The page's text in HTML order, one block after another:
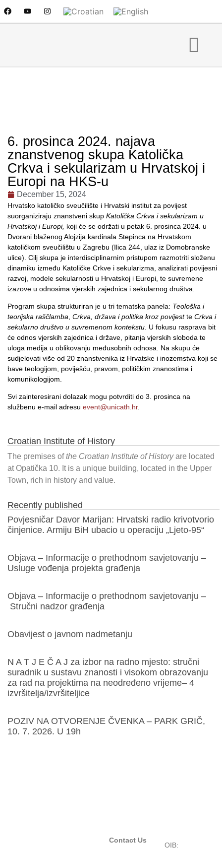
6. prosinca 2024. najava
znanstvenog skupa Katolička
Crkva i sekularizam u Hrvatskoj i
Europi na HKS-u
December 15, 2024
Hrvatsko katoličko sveučilište i Hrvatski institut za povijest
suorganiziraju znanstveni skup Katolička Crkva i sekularizam u
Hrvatskoj i Europi, koji će se održati u petak 6. prosinca 2024. u
Dvorani blaženog Alojzija kardinala Stepinca na Hrvatskom
katoličkom sveučilištu u Zagrebu (Ilica 244, ulaz iz Domobranske
ulice). Cilj skupa je interdisciplinarnim pristupom razmotriti složenu
dinamiku između Katoličke Crkve i sekularizma, analizirati povijesni
razvoj, modele sekularnosti u Hrvatskoj i Europi, te suvremene
izazove u odnosima vjerskih zajednica i sekularnog društva.
Program skupa strukturiran je u tri tematska panela: Teološka i
teorijska raščlamba Crkva, država i politika kroz povijestte Crkva i
sekularno društvo u suvremenom kontekstu . U fokusu rasprava bit
će odnos vjerskih zajednica i države, pitanja vjerskih sloboda te
uloga medija u oblikovanju međusobnih odnosa. Na skupu će
sudjelovati više od 20 znanstvenika iz Hrvatske i inozemstva koji se
bave teologijom, poviješću, pravom, političkim znanostima i
komunikologijom.
Svi zainteresirani dolazak mogu potvrditi do 3. prosinca na
službenu e-mail adresu event@unicath.hr.
Croatian Institute of History
The premises ofthe Croatian Institute of Historyare located
at Opatička 10. It is a unique building, located in the Upper
Town, rich in history and value.
Recently published
Povjesničar Davor Marijan: Hrvatski radio krivotvorio
činjenice. Armiju BiH ubacio u operaciju „Ljeto-95“
Objava – Informacije o prethodnom savjetovanju –
Usluge vođenja projekta građenja
Objava – Informacije o prethodnom savjetovanju –
Stručni nadzor građenja
Obavijest o javnom nadmetanju
N A T J E Č A J za izbor na radno mjesto: stručni
suradnik u sustavu znanosti i visokom obrazovanju
za rad na projektima na neodređeno vrijeme– 4
izvršitelja/izvršiteljice
POZIV NA OTVORENJE ČVENKA – PARK GRIČ,
10. 7. 2026. U 19h
Contact Us
OIB: